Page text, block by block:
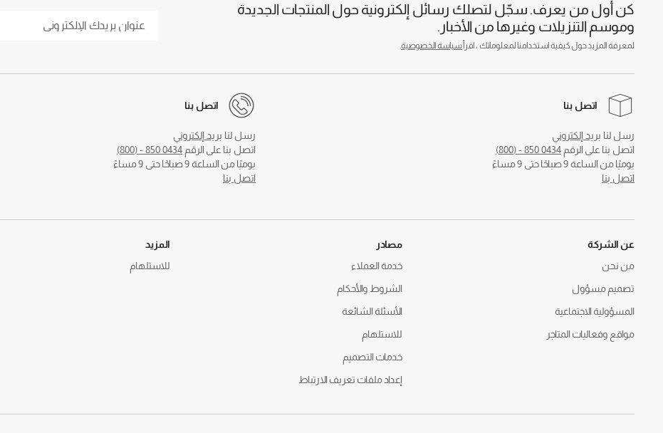
كن أول من يعرف. سجّل لتصلك رسائل إلكترونية حول المنتجات الجديدة
وموسم التنزيلات وغيرها من الأخبار.
لمعرفة المزيد حول كيفية استخدامنا لمعلوماتك ، اقرأسياسة الخصوصية.
اتصل بنا
رسل لنا بريد إلكتروني
اتصل بنا على الرقم 0434 850 - (800)
يوميًا من الساعة 9 صباحًا حتى 9 مساءً
اتصل بنا
اتصل بنا
رسل لنا بريد إلكتروني
اتصل بنا على الرقم 0434 850 - (800)
يوميًا من الساعة 9 صباحًا حتى 9 مساءً
اتصل بنا
عن الشركة
من نحن
تصميم مسؤول
المسؤولية الاجتماعية
مواقع وفعاليات المتاجر
مصادر
خدمة العملاء
الشروط والأحكام
الأسئلة الشائعة
للاستلهام
خدمات التصميم
إعداد ملفات تعريف الارتباط
المزيد
للاستلهام